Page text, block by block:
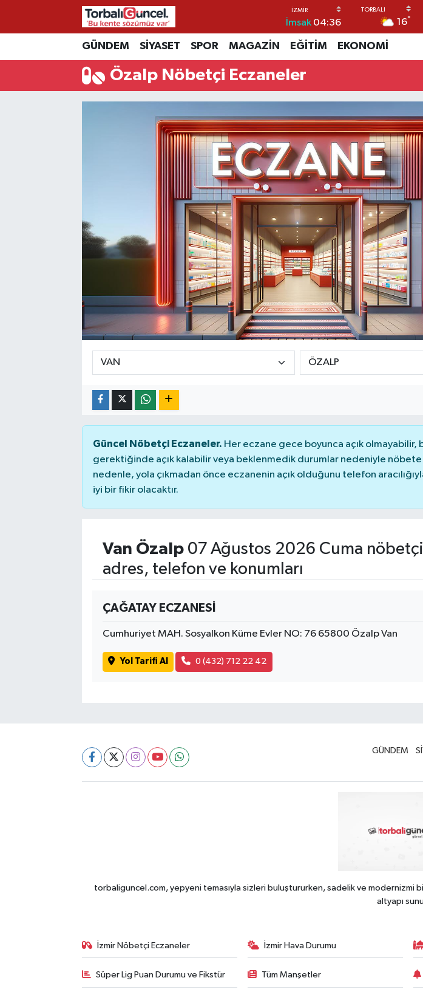
İmsak 04:36 16°
GÜNDEM SİYASET SPOR MAGAZİN EĞİTİM EKONOMİ
Özalp Nöbetçi Eczaneler
Güncel Nöbetçi Eczaneler. Her eczane gece boyunca açık olmayabilir,
gerektiğinde açık kalabilir veya beklenmedik durumlar nedeniyle
nedenle, yola çıkmadan önce eczanenin açık olduğunu telefon
iyi bir fikir olacaktır.
Van Özalp07 Ağustos 2026 Cuma
adres, telefon ve konumları
ÇAĞATAY ECZANESİ
Cumhuriyet MAH. Sosyalkon Küme Evler NO: 76 65800 Özalp Van
Yol Tarifi Al 0 (432) 712 22 42
GÜNDEM
torbaliguncel.com, yepyeni temasıyla sizleri buluştururken, sadelik ve modernizmi
altyapı
İzmir Nöbetçi Eczaneler İzmir Hava Durumu
Süper Lig Puan Durumu ve Fikstür Tüm Manşetler
İzmir Nöbetçi Eczaneler
İzmir Hava Durumu
İzmir Trafik Yoğunluk Haritası
Son Dakika Haberleri